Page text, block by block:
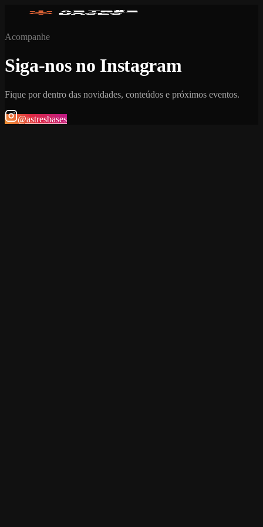
Acompanhe
Siga-nos no Instagram
Fique por dentro das novidades, conteúdos e próximos eventos.
@astresbases